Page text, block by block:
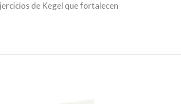
de Kegel que fortalecen